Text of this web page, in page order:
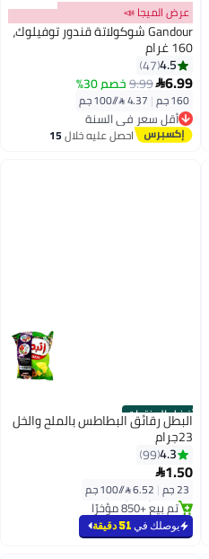
عرض الميجا 📣
Gandour شوكولاتة قندور توفيلوك،
160 غرام
4.5
47
6.99
9.99خصم 30%
160 جم |
أقل سعر في السنة
توصيل مجاني
باقي 6 وحدات في المخزون احصل عليه خلال15
أفضل المنتجات
البطل رقائق البطاطس بالملح والخل
23جرام
4.3
99
1.50
23 جم |
#4 في شيبس
بتخلّص بسرعة
تم بيع +850 مؤخرًا
#4 في شيبس
يوصلك في 51 دقيقة